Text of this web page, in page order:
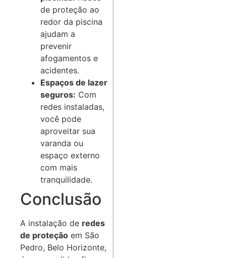
de proteção ao
redor da piscina
ajudam a
prevenir
afogamentos e
acidentes.
Espaços de lazer
seguros: Com
redes instaladas,
você pode
aproveitar sua
varanda ou
espaço externo
com mais
tranquilidade.
Conclusão
A instalação de redes
de proteção em São
Pedro, Belo Horizonte,